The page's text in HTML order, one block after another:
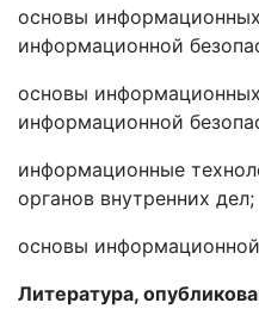
основы
информационной
основы
информационной
информационные
органов внутренних дел;
основы
Литература,